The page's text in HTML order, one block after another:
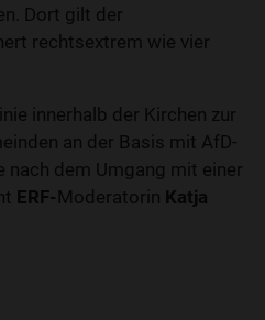
Dort gilt der
rechtsextrem wie vier
innerhalb der Kirchen zur
an der Basis mit AfD-
nach dem Umgang mit einer
ERF- Moderatorin Katja